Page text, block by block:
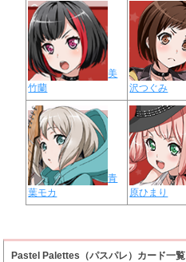
美
竹蘭
沢つぐみ
青
葉モカ
原ひまり
Pastel Palettes（パスパレ）カード一覧